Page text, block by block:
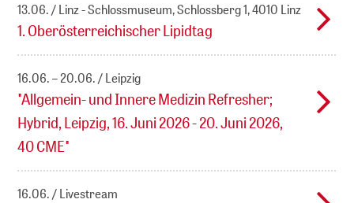
13.06. Linz - Schlossmuseum, Schlossberg 1, 4010 Linz
1. Oberösterreichischer Lipidtag
16.06. – 20.06. Leipzig
"Allgemein- und Innere Medizin Refresher;
Hybrid, Leipzig, 16. Juni 2026 - 20. Juni 2026,
40 CME"
16.06. Livestream